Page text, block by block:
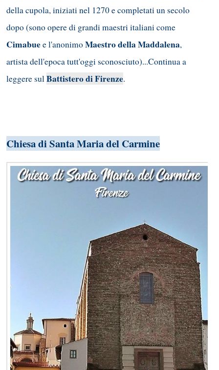
della cupola, iniziati nel 1270 e completati un secolo
dopo (sono opere di grandi maestri italiani come
Cimabuee l'anonimoMaestro della Maddalena,
artista dell'epoca tutt'oggi sconosciuto)...Continua a
leggere sulBattistero di Firenze.
Chiesa di Santa Maria del Carmine